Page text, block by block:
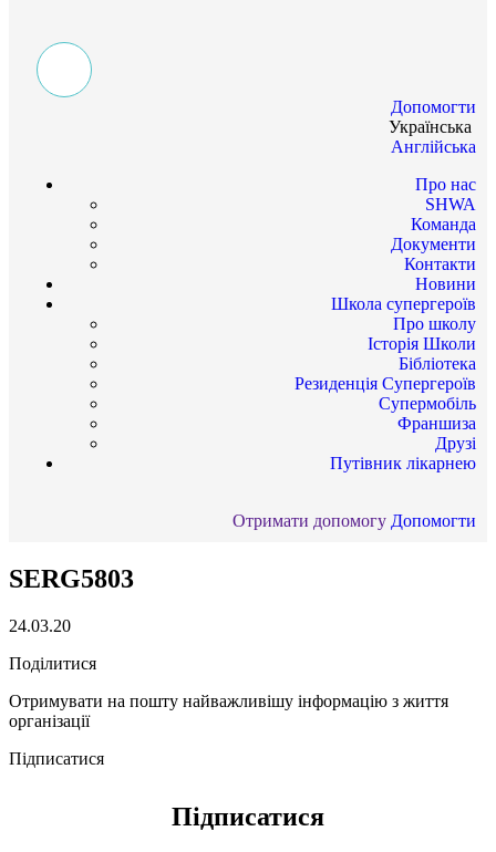
Допомогти
Українська
Англійська
Про нас
SHWA
Команда
Документи
Контакти
Новини
Школа супергероїв
Про школу
Історія Школи
Бібліотека
Резиденція Супергероїв
Супермобіль
Франшиза
Друзі
Путівник лікарнею
Отримати допомогу Допомогти
SERG5803
24.03.20
Поділитися
Отримувати на пошту найважливішу інформацію з життя
організації
Підписатися
Підписатися